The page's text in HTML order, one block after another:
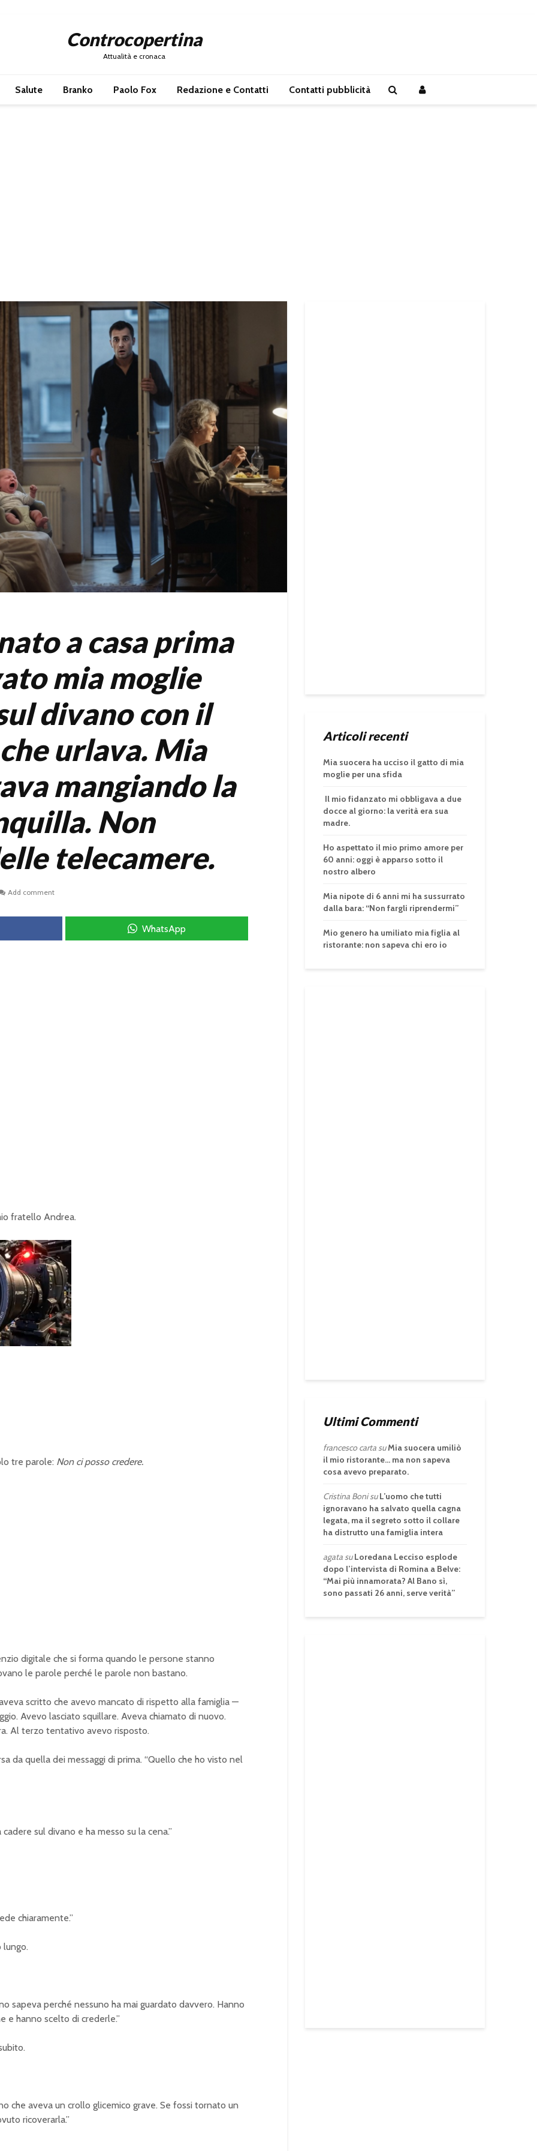
Controcopertina
Attualità e cronaca
Salute Branko Paolo Fox Redazione e Contatti Contatti pubblicità
a casa prima
mia moglie
divano con il
urlava. Mia
mangiando la
Non
telecamere.
Add comment
WhatsApp
fratello Andrea.
tre parole: Non ci posso credere.
digitale che si forma quando le persone stanno
le parole perché le parole non bastano.
scritto che avevo mancato di rispetto alla famiglia —
Avevo lasciato squillare. Aveva chiamato di nuovo.
Al terzo tentativo avevo risposto.
da quella dei messaggi di prima. “Quello che ho visto nel
sul divano e ha messo su la cena.”
chiaramente.”
lungo.
sapeva perché nessuno ha mai guardato davvero. Hanno
e hanno scelto di crederle.”
che aveva un crollo glicemico grave. Se fossi tornato un
ricoverarla.”
Articoli recenti
Mia suocera ha ucciso il gatto di mia
moglie per una sfida
Il mio fidanzato mi obbligava a due
docce al giorno: la verità era sua
madre.
Ho aspettato il mio primo amore per
60 anni: oggi è apparso sotto il
nostro albero
Mia nipote di 6 anni mi ha sussurrato
dalla bara: “Non fargli riprendermi”
Mio genero ha umiliato mia figlia al
ristorante: non sapeva chi ero io
Ultimi Commenti
francesco cartasuMia suocera umiliò
il mio ristorante… ma non sapeva
cosa avevo preparato.
Cristina BonisuL’uomo che tutti
ignoravano ha salvato quella cagna
legata, ma il segreto sotto il collare
ha distrutto una famiglia intera
agatasuLoredana Lecciso esplode
dopo l’intervista di Romina a Belve:
“Mai più innamorata? Al Bano sì,
sono passati 26 anni, serve verità”